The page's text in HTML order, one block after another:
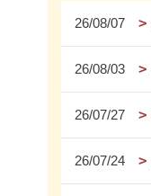
26/08/07
26/08/03
26/07/27
26/07/24